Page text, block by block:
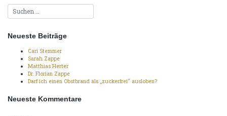
Neueste Beiträge
Cari Stemmer
Sarah Zappe
Matthias Herter
Dr. Florian Zappe
Darf ich einen Obstbrand als „zuckerfrei“ ausloben?
Neueste Kommentare